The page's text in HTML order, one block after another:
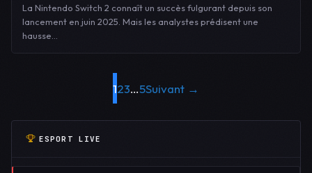
La Nintendo Switch 2 connaît un succès fulgurant depuis son
lancement en juin 2025. Mais les analystes prédisent une
hausse…
123…5Suivant →
ESPORT LIVE